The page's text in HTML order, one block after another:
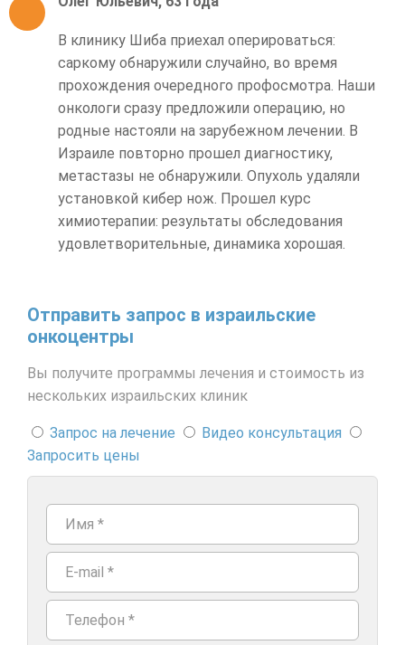
В клинику Шиба приехал оперироваться:
саркому обнаружили случайно, во время
прохождения очередного профосмотра. Наши
онкологи сразу предложили операцию, но
родные настояли на зарубежном лечении. В
Израиле повторно прошел диагностику,
метастазы не обнаружили. Опухоль удаляли
установкой кибер нож. Прошел курс
химиотерапии: результаты обследования
удовлетворительные, динамика хорошая.
Отправить запрос в израильские
онкоцентры
Вы получите программы лечения и стоимость из
нескольких израильских клиник
Запрос на лечение
Видео консультация
Запросить цены